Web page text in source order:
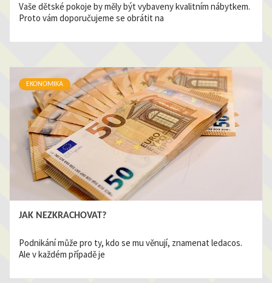
Vaše dětské pokoje by měly být vybaveny kvalitním nábytkem.
Proto vám doporučujeme se obrátit na
EKONOMIKA
JAK NEZKRACHOVAT?
Podnikání může pro ty, kdo se mu věnují, znamenat ledacos.
Ale v každém případě je